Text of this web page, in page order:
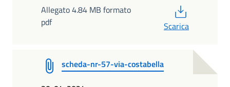
Allegato 4.84 MB formato
pdf
Scarica
scheda-nr-57-via-costabella